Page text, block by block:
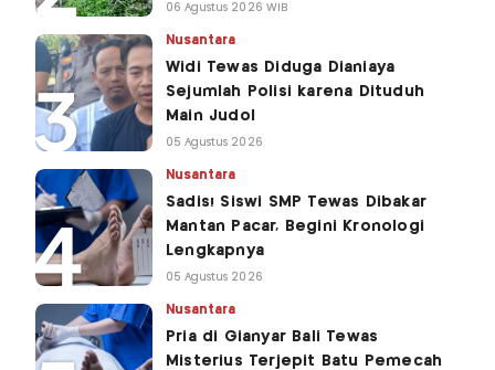
06 Agustus 2026 WIB
Nusantara
Widi Tewas Diduga Dianiaya
Sejumlah Polisi karena Dituduh
Main Judol
05 Agustus 2026
Nusantara
Sadis! Siswi SMP Tewas Dibakar
Mantan Pacar, Begini Kronologi
Lengkapnya
05 Agustus 2026
Nusantara
Pria di Gianyar Bali Tewas
Misterius Terjepit Batu Pemecah